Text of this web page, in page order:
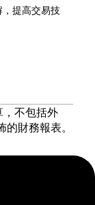
提高交易技
，不包括外
財務報表。